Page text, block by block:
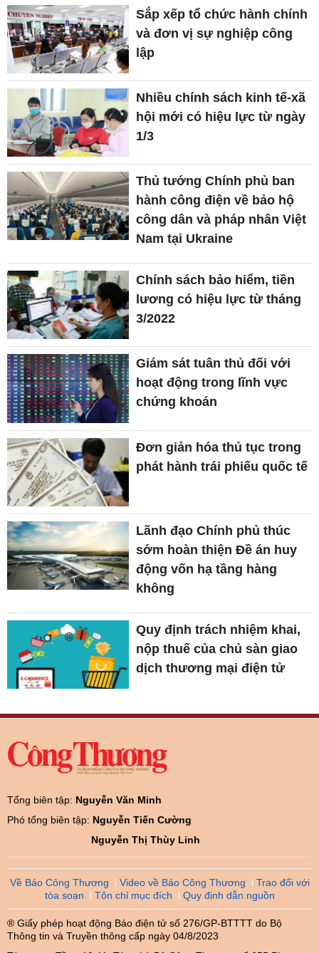
Sắp xếp tổ chức hành chính
và đơn vị sự nghiệp công
lập
Nhiều chính sách kinh tế-xã
hội mới có hiệu lực từ ngày
1/3
Thủ tướng Chính phủ ban
hành công điện về bảo hộ
công dân và pháp nhân Việt
Nam tại Ukraine
Chính sách bảo hiểm, tiền
lương có hiệu lực từ tháng
3/2022
Giám sát tuân thủ đối với
hoạt động trong lĩnh vực
chứng khoán
Đơn giản hóa thủ tục trong
phát hành trái phiếu quốc tế
Lãnh đạo Chính phủ thúc
sớm hoàn thiện Đề án huy
động vốn hạ tầng hàng
không
Quy định trách nhiệm khai,
nộp thuế của chủ sàn giao
dịch thương mại điện tử
Tổng biên tập: Nguyễn Văn Minh
Phó tổng biên tập: Nguyễn Tiến Cường
Nguyễn Thị Thùy Linh
Về Báo Công Thương Video về Báo Công Thương
Trao đổi với
tòa soạn
Tôn chỉ mục đích Quy định dẫn nguồn
® Giấy phép hoạt động Báo điện tử số 276/GP-BTTTT do Bộ
Thông tin và Truyền thông cấp ngày 04/8/2023